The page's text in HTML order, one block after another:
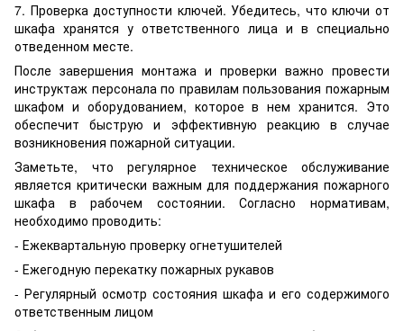
7. Проверка доступности ключей. Убедитесь, что ключи от
шкафа хранятся у ответственного лица и в специально
отведенном месте.
После завершения монтажа и проверки важно провести
инструктаж персонала по правилам пользования пожарным
шкафом и оборудованием, которое в нем хранится. Это
обеспечит быструю и эффективную реакцию в случае
возникновения пожарной ситуации.
Заметьте, что регулярное техническое обслуживание
является критически важным для поддержания пожарного
шкафа в рабочем состоянии. Согласно нормативам,
необходимо проводить:
- Ежеквартальную проверку огнетушителей
- Ежегодную перекатку пожарных рукавов
- Регулярный осмотр состояния шкафа и его содержимого
ответственным лицом